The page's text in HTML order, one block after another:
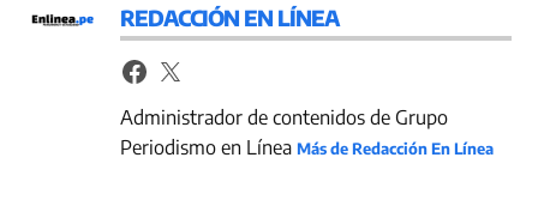
REDACCIÓN EN LÍNEA
Administrador de contenidos de Grupo
Periodismo en LíneaMás de Redacción En Línea